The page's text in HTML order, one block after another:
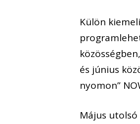
Külön
és június
nyomon”
Május utolsó